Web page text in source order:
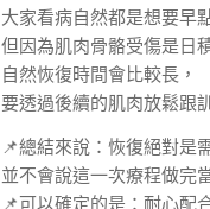
大家看病自然都是想要早
但因為肌肉骨骼受傷是日
自然恢復時間會比較長，
要透過後續的肌肉放鬆跟
📌總結來說：恢復絕對是
並不會說這一次療程做完
📌可以確定的是：耐心配